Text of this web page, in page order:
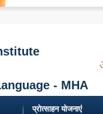
- MHA
प्रोत्साहन योजनाएं